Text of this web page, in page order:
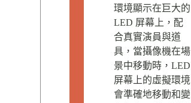
環境顯示在巨大的
LED 屏幕上，配
合真實演員與道
具，當攝像機在場
景中移動時，LED
屏幕上的虛擬環境
會準確地移動和變